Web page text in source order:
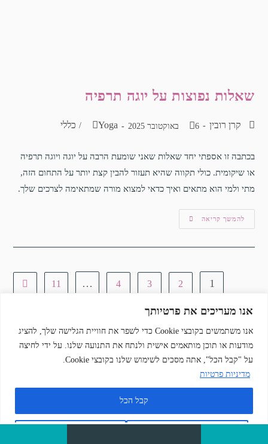
אנו מעריכים את פרטיותך
אנו משתמשים בקובצי Cookie כדי לשפר את חוויית הגלישה שלך, להציג
מודעות או תוכן מותאמים אישית ולנתח את התנועה שלנו. על ידי לחיצה
על "קבל הכל", אתה מסכים לשימוש שלנו בקובצי Cookie.
מדיניות פרטיות
קבל הכל
שאלות נפוצות על יוגה תרפיה
קרן רובין 6 באוקטובר 2025 Yoga
/ כללי
בכתבה זו אספתי יחד שאלות שאני שומעת הרבה על יוגה ויוגה תרפיה
או שיקומית. כולי תקווה שהיא תעזור להבין קצת יותר על התחום הזה,
מתי ולמי הוא מתאים ואיך כדאי למצוא מורה שמתאימה לצרכים שלך.
להמשך קריאה
1
2
3
4
…
11
Copyright © 2025 | "קרן רובין" | כל הזכויות שמורות | בניית אתרים:
Digital Brain
| "הצהרת נגישות" | "מדיניות פרטיות"